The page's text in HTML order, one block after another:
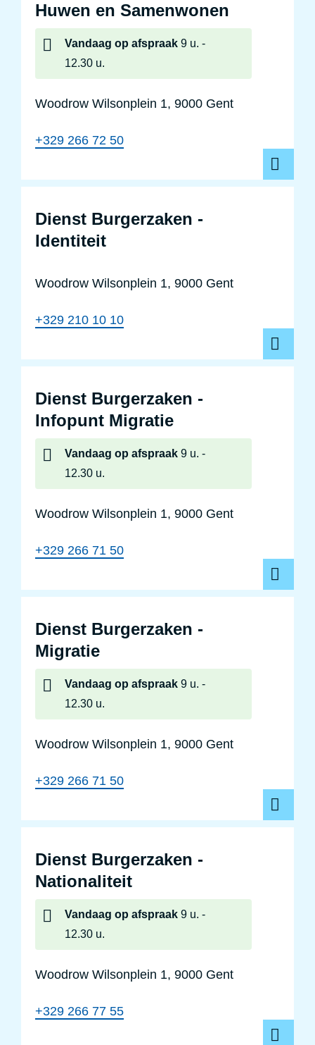
Huwen en Samenwonen
Vandaag op afspraak 9 u.
12.30 u.
Woodrow Wilsonplein 1, 9000 Gent
+329 266 72 50
Dienst Burgerzaken -
Identiteit
Woodrow Wilsonplein 1, 9000 Gent
+329 210 10 10
Dienst Burgerzaken -
Infopunt Migratie
Vandaag op afspraak 9 u.
12.30 u.
Woodrow Wilsonplein 1, 9000 Gent
+329 266 71 50
Dienst Burgerzaken -
Migratie
Vandaag op afspraak 9 u.
12.30 u.
Woodrow Wilsonplein 1, 9000 Gent
+329 266 71 50
Dienst Burgerzaken -
Nationaliteit
Vandaag op afspraak 9 u.
12.30 u.
Woodrow Wilsonplein 1, 9000 Gent
+329 266 77 55